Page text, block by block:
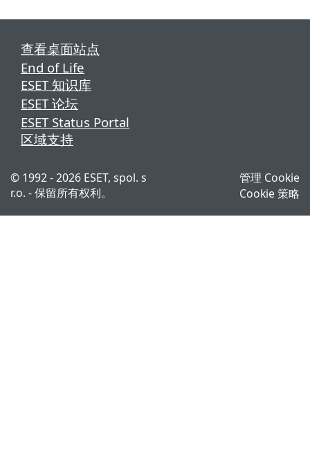
查看桌面站点
End of Life
ESET 知识库
ESET 论坛
ESET Status Portal
区域支持
© 1992 - 2026 ESET, spol. s
r.o. - 保留所有权利。
管理 Cookie
Cookie 策略